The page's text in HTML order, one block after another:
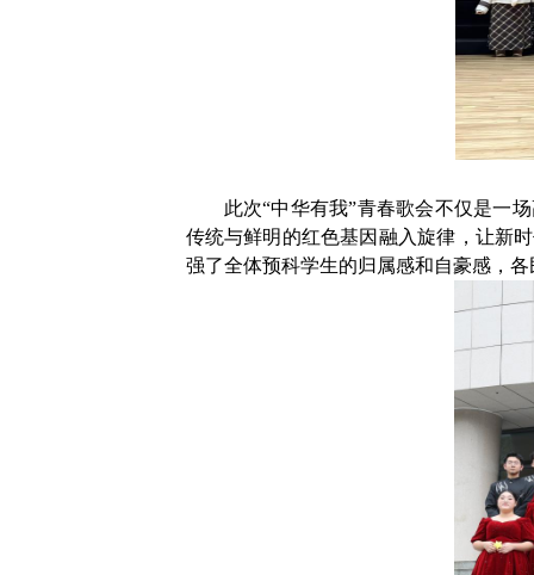
此次“中华有我”青春歌会不仅是一
传统与鲜明的红色基因融入旋律，让新
强了全体预科学生的归属感和自豪感，